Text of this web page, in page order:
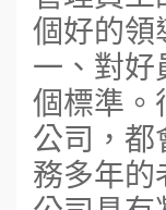
個好的領
一、對
個標準。
公司，
務多年的